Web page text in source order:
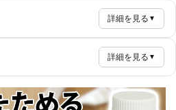
詳細を見る ▼
詳細を見る ▼